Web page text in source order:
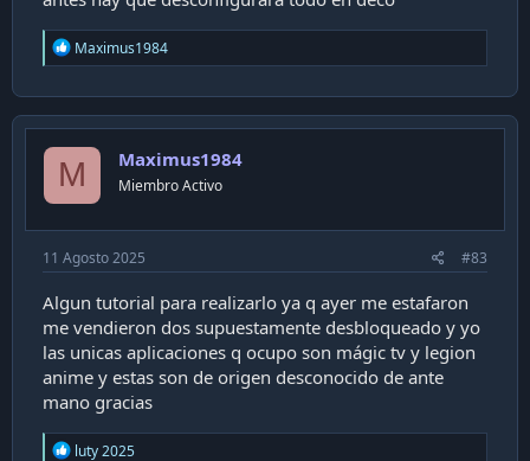
R
e
c
t
o
n
Maximus1984
M Maximus1984
Miembro Activo
11 Agosto 2025 #83
Algun tutorial para realizarlo ya q ayer me estafaron
me vendieron dos supuestamente desbloqueado y yo
las unicas aplicaciones q ocupo son mágic tv y legion
anime y estas son de origen desconocido de ante
mano gracias
Rluty 2025